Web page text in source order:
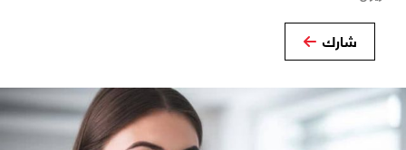
شارك